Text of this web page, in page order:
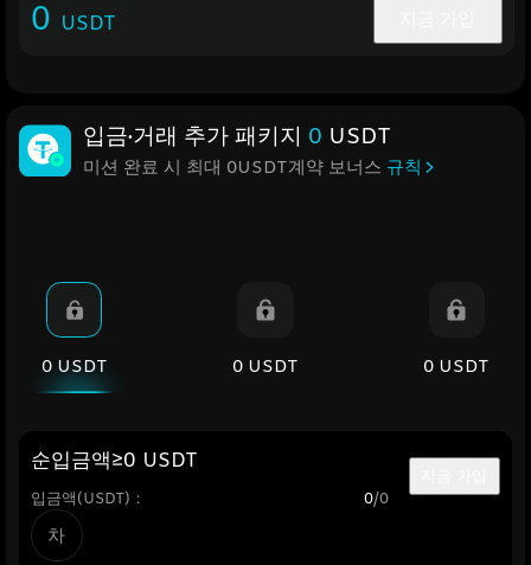
0 USDT
입금·거래 추가 패키지 0 USDT
미션 완료 시 최대 0USDT계약 보너스 규칙
0 USDT 0 USDT 0 USDT
순입금액≥0 USDT
입금액(USDT)： 0/0
차